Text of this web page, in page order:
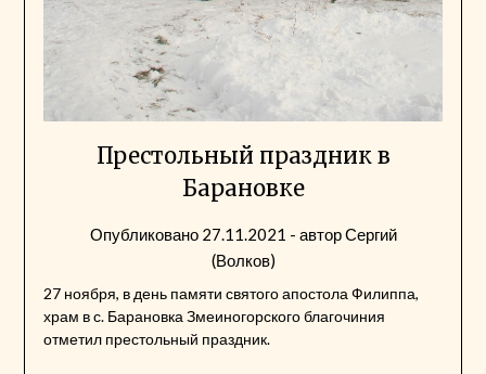
Престольный праздник в
Барановке
Опубликовано 27.11.2021 - авторСергий
(Волков)
27 ноября, в день памяти святого апостола Филиппа,
храм в с. Барановка Змеиногорского благочиния
отметил престольный праздник.